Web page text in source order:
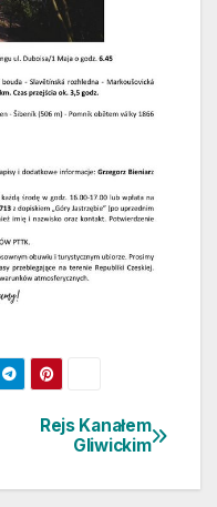
Rejs Kanałem
Gliwickim